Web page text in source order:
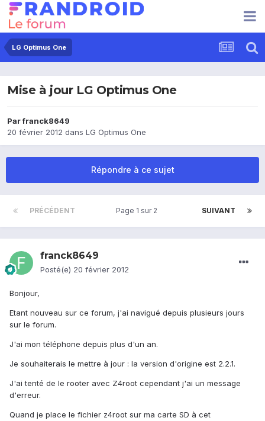
LG Optimus One
Mise à jour LG Optimus One
Parfranck8649
20 février 2012 dans LG Optimus One
Répondre à ce sujet
PRÉCÉDENT SUIVANT
Page 1 sur 2
franck8649
Posté(e) 20 février 2012
Bonjour,
Etant nouveau sur ce forum, j'ai navigué depuis plusieurs jours
sur le forum.
J'ai mon téléphone depuis plus d'un an.
Je souhaiterais le mettre à jour : la version d'origine est 2.2.1.
J'ai tenté de le rooter avec Z4root cependant j'ai un message
d'erreur.
Quand je place le fichier z4root sur ma carte SD à cet